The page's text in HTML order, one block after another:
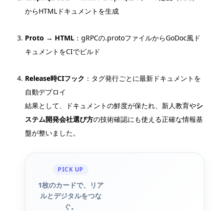
からHTMLドキュメントを生成
Proto → HTML ：gRPCの.protoファイルからGoDoc風ド
キュメントをCIでビルド
Release時CIフック ：タグ発行ごとに最新ドキュメントを
自動デプロイ
結果として、ドキュメントの鮮度が保たれ、新人教育やシ
ステム開発会社選び方の技術確認にも使える正確な情報基
盤が整いました。
PICK UP
1枚のカードで、リア
ルとデジタルをつな
ぐ。